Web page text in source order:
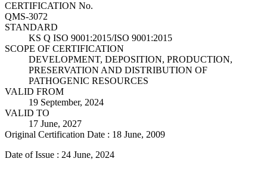
CERTIFICATION No.
QMS-3072
STANDARD
KS Q ISO 9001:2015/ISO 9001:2015
SCOPE OF CERTIFICATION
DEVELOPMENT, DEPOSITION, PRODUCTION,
PRESERVATION AND DISTRIBUTION OF
PATHOGENIC RESOURCES
VALID FROM
19 September, 2024
VALID TO
17 June, 2027
Original Certification Date : 18 June, 2009
Date of Issue : 24 June, 2024